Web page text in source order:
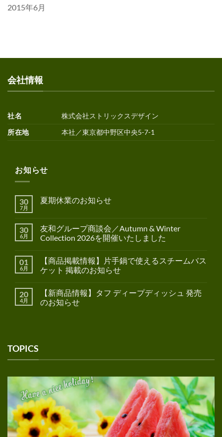
2015年6月
会社情報
社名
株式会社ストリックスデザイン
所在地
本社／東京都中野区中央5-7-1
お知らせ
30
7月
夏期休業のお知らせ
30
6月
友和グループ商談会／Autumn & Winter
Collection 2026を開催いたしました
01
6月
【商品掲載情報】片手鍋で使えるスチームバス
ケット 掲載のお知らせ
20
4月
【新商品情報】タフ ディープディッシュ 発売
のお知らせ
TOPICS